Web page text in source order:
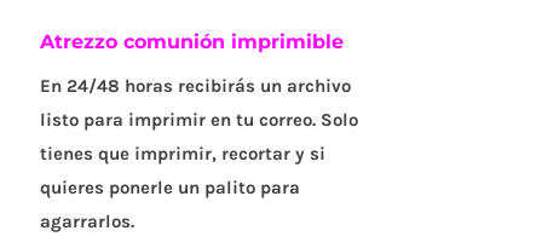
Atrezzo comunión imprimible
En 24/48 horas recibirás un archivo
listo para imprimir en tu correo. Solo
tienes que imprimir, recortar y si
quieres ponerle un palito para
agarrarlos.